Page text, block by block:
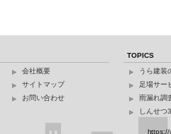
会社概要
サイトマップ
お問い合わせ
TOPICS
うら建装
足場サー
雨漏れ調
しんせつ
https://